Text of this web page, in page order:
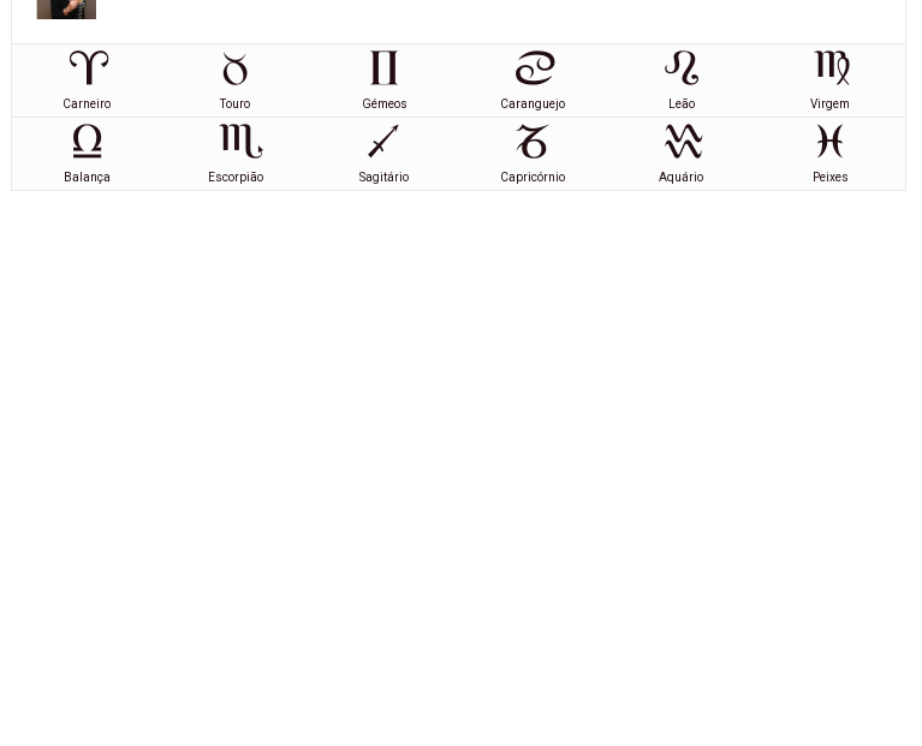
Carneiro Touro Gémeos Caranguejo Leão Virgem
Balança Escorpião Sagitário Capricórnio Aquário Peixes